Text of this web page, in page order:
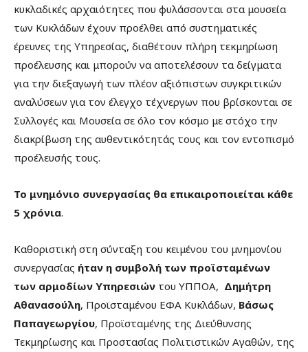
κυκλαδικές αρχαιότητες που φυλάσσονται στα μουσεία
των Κυκλάδων έχουν προέλθει από συστηματικές
έρευνες της Υπηρεσίας, διαθέτουν πλήρη τεκμηρίωση
προέλευσης και μπορούν να αποτελέσουν τα δείγματα
για την διεξαγωγή των πλέον αξιόπιστων συγκριτικών
αναλύσεων για τον έλεγχο τέχνεργων που βρίσκονται σε
Συλλογές και Μουσεία σε όλο τον κόσμο με στόχο την
διακρίβωση της αυθεντικότητάς τους και τον εντοπισμό
προέλευσής τους.
Το μνημόνιο συνεργασίας θα επικαιροποιείται κάθε
5 χρόνια.
Καθοριστική στη σύνταξη του κειμένου του μνημονίου
συνεργασίας ήταν η συμβολή των προϊσταμένων
των αρμοδίων Υπηρεσιών του ΥΠΠΟΑ, Δημήτρη
Αθανασούλη, Προϊσταμένου ΕΦΑ Κυκλάδων, Βάσως
Παπαγεωργίου, Προϊσταμένης της Διεύθυνσης
Τεκμηρίωσης και Προστασίας Πολιτιστικών Αγαθών, της